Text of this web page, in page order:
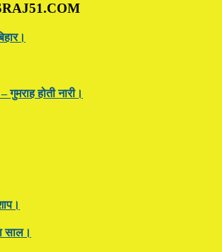
गुमराह होती नारी।
साल।